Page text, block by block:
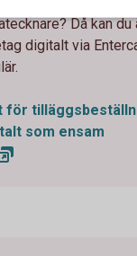
Då kan
digitalt via
för
som ensam